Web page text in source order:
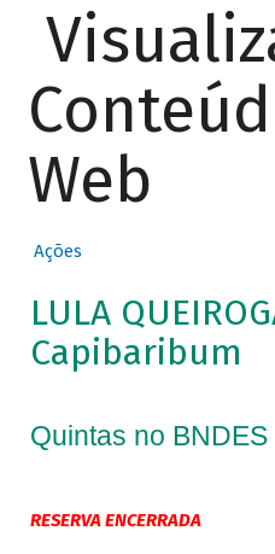
Web
Ações
LULA
Capibaribum
Quintas no
RESERVA ENCERRADA